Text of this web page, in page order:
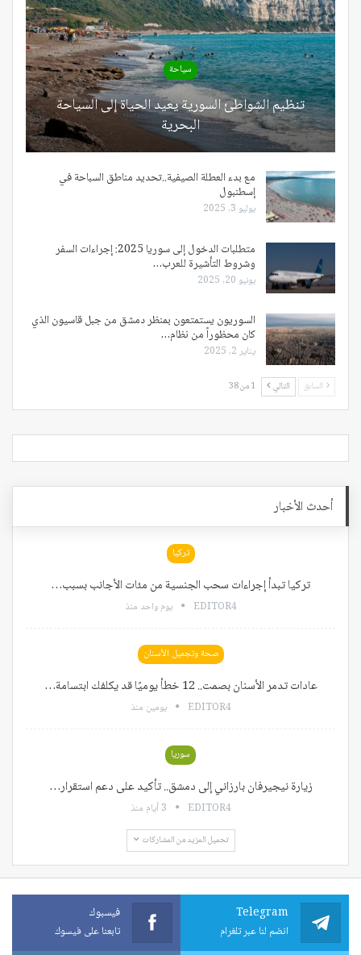
سياحة
تنظيم الشواطئ السورية يعيد الحياة إلى السياحة
البحرية
مع بدء العطلة الصيفية..تحديد مناطق السباحة في
إسطنبول
يوليو 3, 2025
متطلبات الدخول إلى سوريا 2025: إجراءات السفر
وشروط التأشيرة للعرب…
يونيو 20, 2025
السوريون يستمتعون بمنظر دمشق من جبل قاسيون الذي
كان محظوراً من نظام…
يناير 2, 2025
السابق التالي 1 من 38
أحدث الأخبار
تركيا
تركيا تبدأ إجراءات سحب الجنسية من مئات الأجانب بسبب…
EDITOR4 يوم واحد منذ
صحة وتجميل الأسنان
عادات تدمر الأسنان بصمت.. 12 خطأ يوميًا قد يكلفك ابتسامة…
EDITOR4 يومين منذ
سوريا
زيارة نيجيرفان بارزاني إلى دمشق.. تأكيد على دعم استقرار…
EDITOR4 3 أيام منذ
تحميل المزيد من المشاركات
Telegram
انضم لنا عبر تلغرام
فيسبوك
تابعنا على فيسوك